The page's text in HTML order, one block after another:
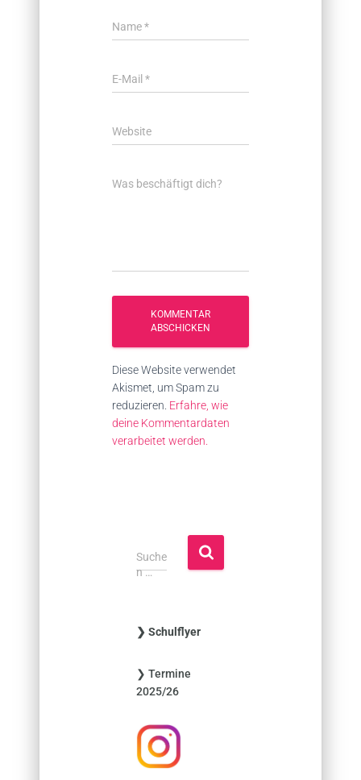
Name*
E-Mail *
Website
Was beschäftigt dich?
Diese Website verwendet
Akismet, um Spam zu
reduzieren. Erfahre, wie
deine Kommentardaten
verarbeitet werden.
S
u
n
a
c
Suche
n …
❯ Schulflyer
❯ Termine
2025/26